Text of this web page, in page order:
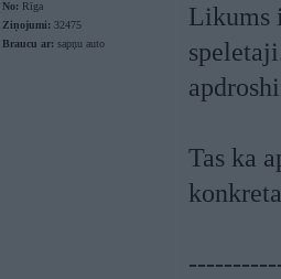
No: Rīga
Ziņojumi: 32475
Braucu ar: sapņu auto
Likums
Tas ka